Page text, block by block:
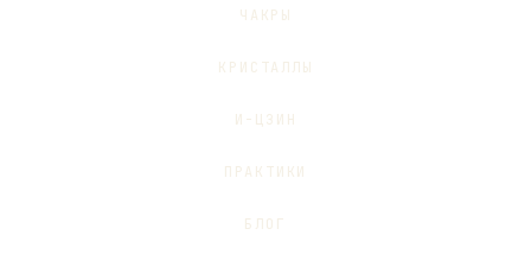
ЧАКРЫ
КРИСТАЛЛЫ
И-ЦЗИН
ПРАКТИКИ
БЛОГ